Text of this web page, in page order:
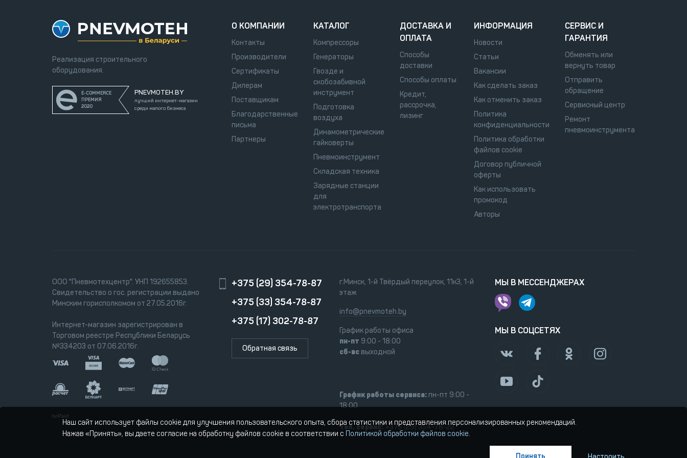
Реализация строительного
оборудования.
E-COMMERCE
ПРЕМИЯ
2020
PNEVMOTEH.BY
лучший интернет-магазин
среди малого бизнеса
О КОМПАНИИ
Контакты
Производители
Сертификаты
Дилерам
Поставщикам
Благодарственные
письма
Партнеры
КАТАЛОГ
Компрессоры
Генераторы
Гвозде и
скобозабивной
инструмент
Подготовка
воздуха
Динамометрические
гайковерты
Пневмоинструмент
Складская техника
Зарядные станции
для
электротранспорта
ДОСТАВКА И
ОПЛАТА
Способы
доставки
Способы оплаты
Кредит,
рассрочка,
лизинг
ИНФОРМАЦИЯ
Новости
Статьи
Вакансии
Как сделать заказ
Как отменить заказ
Политика
конфиденциальности
Политика обработки
файлов cookie
Договор публичной
оферты
Как использовать
промокод
Авторы
СЕРВИС И
ГАРАНТИЯ
Обменять или
вернуть товар
Отправить
обращение
Сервисный центр
Ремонт
пневмоинструмента
ООО "Пневмотехцентр". УНП 192655853.
Свидетельство о гос. регистрации выдано
Минским горисполкомом от 27.05.2016г.
Интернет-магазин зарегистрирован в
Торговом реестре Республики Беларусь
№334203 от 07.06.2016г.
+375 (29) 354-78-87
+375 (33) 354-78-87
+375 (17) 302-78-87
Обратная связь
г.Минск, 1-й Твёрдый переулок, 11к3, 1-й
этаж
info@pnevmoteh.by
График работы офиса
пн-пт 9:00 - 18:00
сб-всвыходной
График работы сервиса:пн-пт 9:00 -
18:00
Тел. сервис:+375 (29) 354-78-22
МЫ В МЕССЕНДЖЕРАХ
МЫ В СОЦСЕТЯХ
Наш сайт использует файлы cookie для улучшения пользовательского опыта, сбора статистики и представления персонализированных рекомендаций.
Нажав «Принять», вы даете согласие на обработку файлов cookie в соответствии с Политикой обработки файлов cookie.
Принять